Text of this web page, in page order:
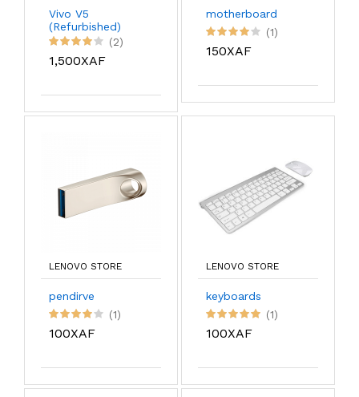
Vivo V5
(Refurbished)
(2)
1,500XAF
motherboard
(1)
150XAF
LENOVO STORE
pendirve
(1)
100XAF
LENOVO STORE
keyboards
(1)
100XAF